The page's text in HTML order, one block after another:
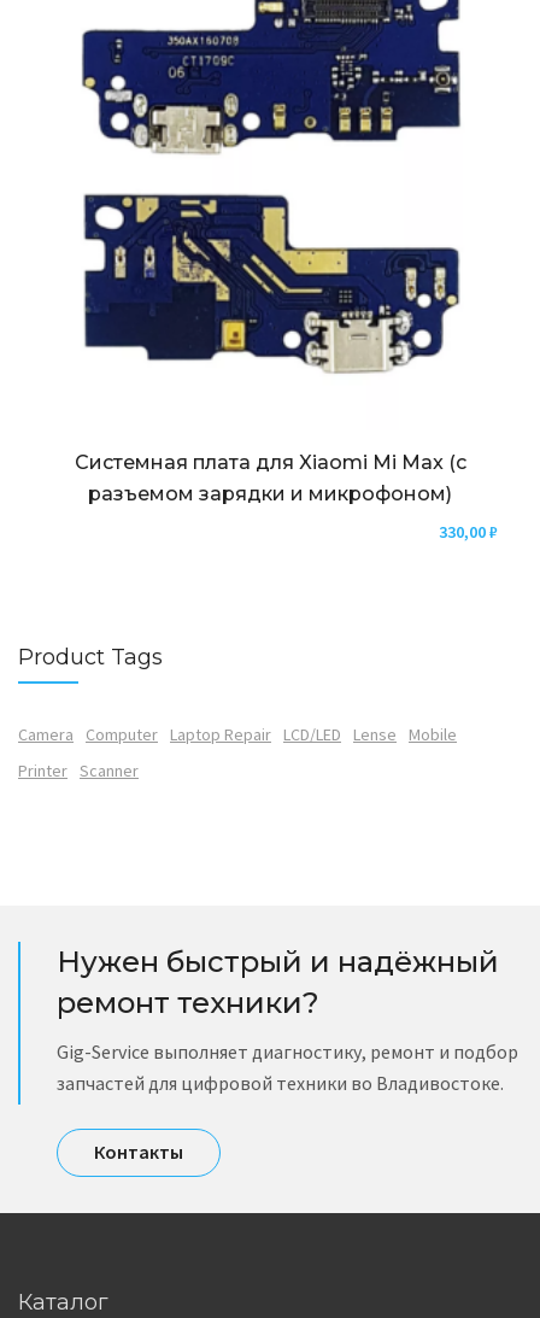
Системная плата для Xiaomi Mi Max (с
разъемом зарядки и микрофоном)
330,00₽
Product Tags
Camera Computer Laptop Repair LCD/LED Lense
Mobile
Printer Scanner
Нужен быстрый и надёжный
ремонт техники?
Gig-Service выполняет диагностику, ремонт и подбор
запчастей для цифровой техники во Владивостоке.
Контакты
Каталог